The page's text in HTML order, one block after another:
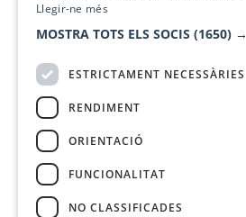
Amb el suport de
Llegir-ne més
MOSTRA TOTS ELS SOCIS (1650) →
ESTRICTAMENT NECESSÀRIES
RENDIMENT
ORIENTACIÓ
FUNCIONALITAT
NO CLASSIFICADES